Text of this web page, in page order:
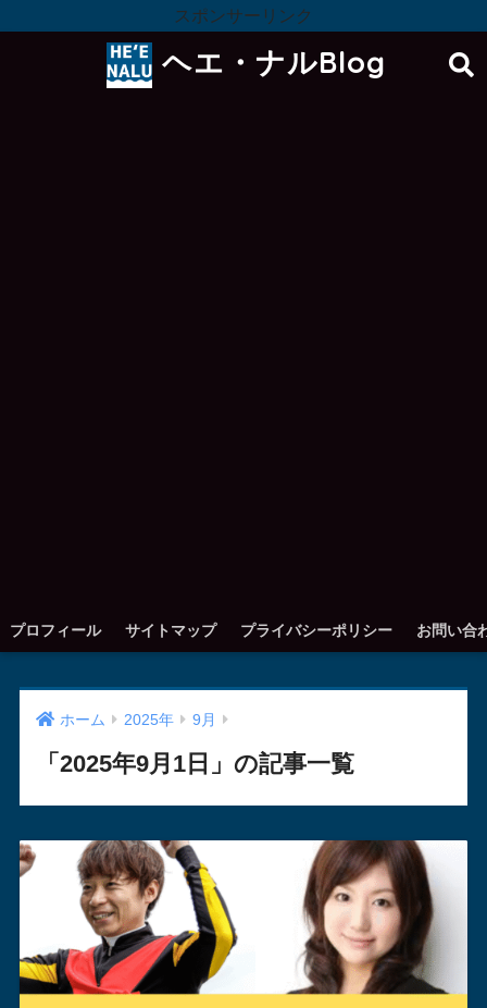
スポンサーリンク
ヘエ・ナルBlog
プロフィール サイトマップ プライバシーポリシー お問い合
ホーム 2025年 9月
「2025年9月1日」の記事一覧